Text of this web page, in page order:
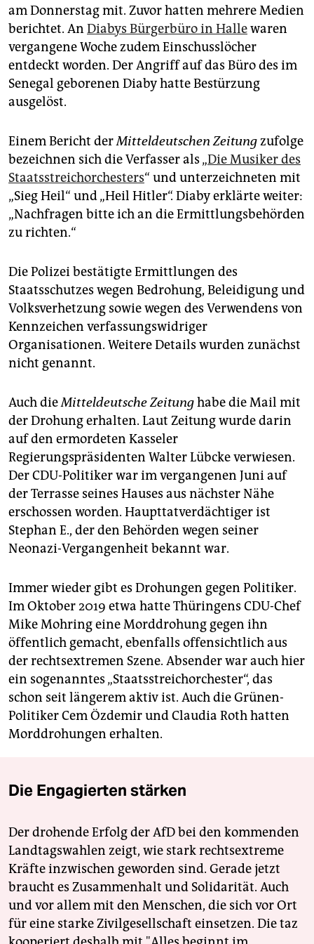
epaper login
am Donnerstag mit. Zuvor hatten mehrere Medien
berichtet. An Diabys Bürgerbüro in Hallewaren
vergangene Woche zudem Einschusslöcher
entdeckt worden. Der Angriff auf das Büro des im
Senegal geborenen Diaby hatte Bestürzung
ausgelöst.
Einem Bericht derMitteldeutschen Zeitungzufolge
bezeichnen sich die Verfasser als „Die Musiker des
Staatsstreichorchesters“ und unterzeichneten mit
„Sieg Heil“ und „Heil Hitler“. Diaby erklärte weiter:
„Nachfragen bitte ich an die Ermittlungsbehörden
zu richten.“
Die Polizei bestätigte Ermittlungen des
Staatsschutzes wegen Bedrohung, Beleidigung und
Volksverhetzung sowie wegen des Verwendens von
Kennzeichen verfassungswidriger
Organisationen. Weitere Details wurden zunächst
nicht genannt.
Auch dieMitteldeutsche Zeitunghabe die Mail mit
der Drohung erhalten. Laut Zeitung wurde darin
auf den ermordeten Kasseler
Regierungspräsidenten Walter Lübcke verwiesen.
Der CDU-Politiker war im vergangenen Juni auf
der Terrasse seines Hauses aus nächster Nähe
erschossen worden. Haupttatverdächtiger ist
Stephan E., der den Behörden wegen seiner
Neonazi-Vergangenheit bekannt war.
Immer wieder gibt es Drohungen gegen Politiker.
Im Oktober 2019 etwa hatte Thüringens CDU-Chef
Mike Mohring eine Morddrohung gegen ihn
öffentlich gemacht, ebenfalls offensichtlich aus
der rechtsextremen Szene. Absender war auch hier
ein sogenanntes „Staatsstreichorchester“, das
schon seit längerem aktiv ist. Auch die Grünen-
Politiker Cem Özdemir und Claudia Roth hatten
Morddrohungen erhalten.
Die Engagierten stärken
Der drohende Erfolg der AfD bei den kommenden
Landtagswahlen zeigt, wie stark rechtsextreme
Kräfte inzwischen geworden sind. Gerade jetzt
braucht es Zusammenhalt und Solidarität. Auch
und vor allem mit den Menschen, die sich vor Ort
für eine starke Zivilgesellschaft einsetzen. Die taz